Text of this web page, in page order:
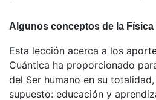
Algunos conceptos de la Física
Esta lección acerca a los
Cuántica ha proporcionado
del Ser humano en su
supuesto: educación y